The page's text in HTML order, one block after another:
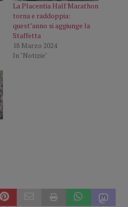
La Placentia Half Marathon
torna e raddoppia:
quest’anno si aggiunge la
Staffetta
18 Marzo 2024
In "Notizie"